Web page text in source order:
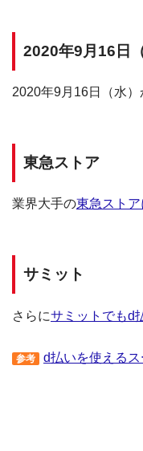
2020年9月16日
2020年9月16日（水）
東急ストア
業界大手の東急スト
サミット
さらにサミットでもd
参考 d払いを使える